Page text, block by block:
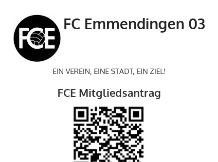
springen
FC Emmendingen 03
EIN VEREIN, EINE STADT, EIN ZIEL!
FCE Mitgliedsantrag